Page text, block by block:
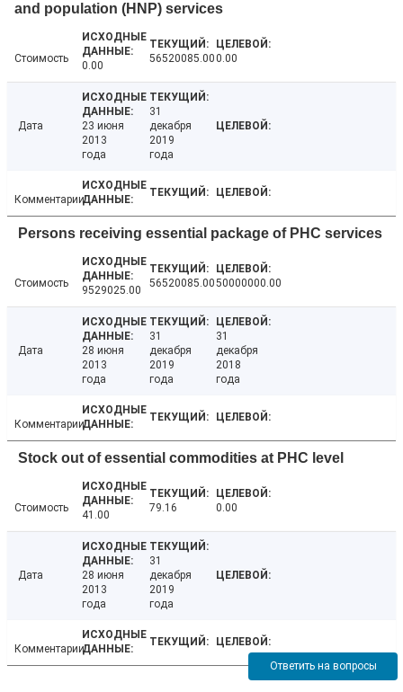
and population (HNP) services
Стоимость
0.00
56520085.000.00
Дата
23 июня
2013
года
31
декабря
2019
года
Комментарии
Persons receiving essential package of PHC services
Стоимость
9529025.00
56520085.0050000000.00
Дата
28 июня
2013
года
31
декабря
2019
года
31
декабря
2018
года
Комментарии
Stock out of essential commodities at PHC level
Стоимость
41.00
79.16 0.00
Дата
28 июня
2013
года
31
декабря
2019
года
Комментарии
Ответить на вопросы